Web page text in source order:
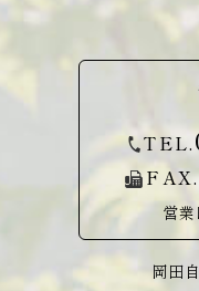
TEL.
FAX.
営
岡田